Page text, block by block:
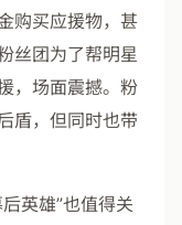
购买应援物，甚
丝团为了帮明星
，场面震撼。粉
盾，但同时也带
英雄”也值得关